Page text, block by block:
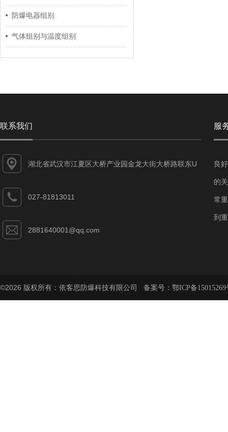
防爆电器组别
气体组别与温度组别
联系我们
湖北省武汉市江夏区大桥产业园金龙大街大桥路联东U
027-81813011
2881640001@qq.com
服
良
的
常
到
©2026 版权所有：依客思防爆科技有限公司 备案号： 鄂ICP备15015269